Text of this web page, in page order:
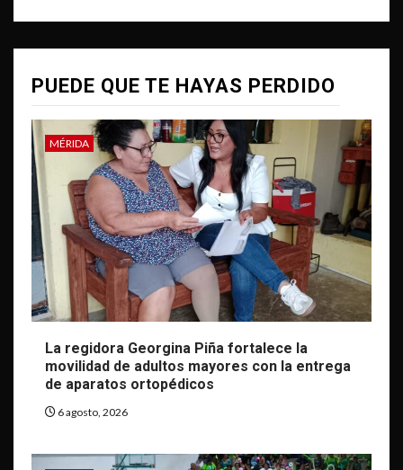
PUEDE QUE TE HAYAS PERDIDO
MÉRIDA
La regidora Georgina Piña fortalece la
movilidad de adultos mayores con la entrega
de aparatos ortopédicos
6 agosto, 2026